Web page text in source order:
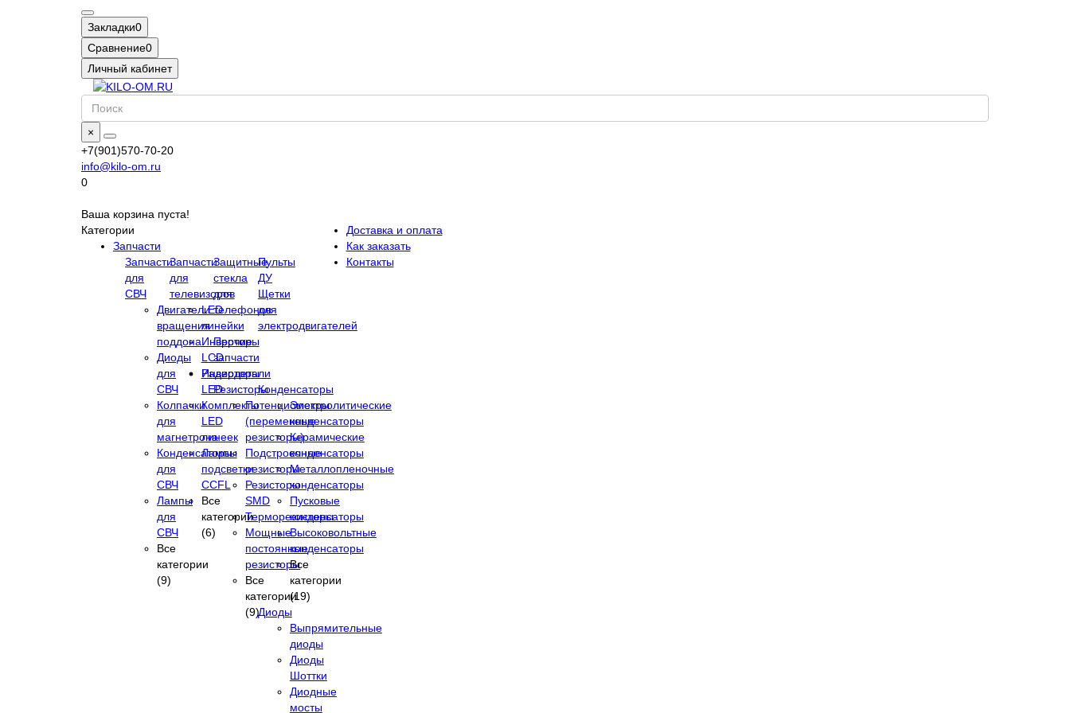
Закладки0
Сравнение0
Личный кабинет
×
+7(901)570-70-20
info@kilo-om.ru
0
Ваша корзина пуста!
Категории
Запчасти
Запчасти
для
СВЧ
Двигатели
вращения
поддона
Диоды
для
СВЧ
Колпачки
для
магнетрона
Конденсаторы
для
СВЧ
Лампы
для
СВЧ
Все
категории
(9)
Запчасти
для
телевизоров
LED
линейки
Инверторы
LCD
Инверторы
LED
Комплекты
LED
линеек
Лампы
подсветки
CCFL
Все
категории
(6)
Защитные
стекла
для
телефонов
Пульты
ДУ
Щетки
для
электродвигателей
Прочие
запчасти
Радиодетали
Резисторы
Потенциометры
(переменные
резисторы)
Подстроечные
резисторы
Резисторы
SMD
Терморезисторы
Мощные
постоянные
резисторы
Все
категории
(9)
Конденсаторы
Электролитические
конденсаторы
Керамические
конденсаторы
Металлопленочные
конденсаторы
Пусковые
конденсаторы
Высоковольтные
конденсаторы
Все
категории
(19)
Диоды
Выпрямительные
диоды
Диоды
Шоттки
Диодные
мосты
Доставка и оплата
Как заказать
Контакты